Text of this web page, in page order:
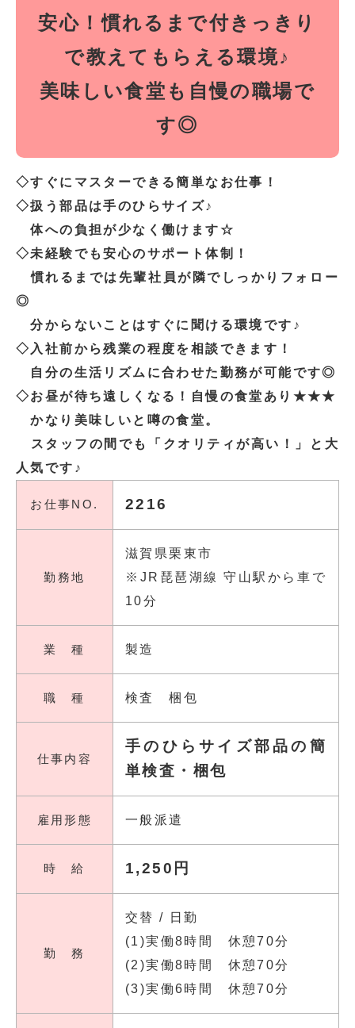
安心！慣れるまで付きっきり
で教えてもらえる環境♪
美味しい食堂も自慢の職場で
す◎
◇すぐにマスターできる簡単なお仕事！
◇扱う部品は手のひらサイズ♪
体への負担が少なく働けます☆
◇未経験でも安心のサポート体制！
慣れるまでは先輩社員が隣でしっかりフォロー
◎
分からないことはすぐに聞ける環境です♪
◇入社前から残業の程度を相談できます！
自分の生活リズムに合わせた勤務が可能です◎
◇お昼が待ち遠しくなる！自慢の食堂あり★★★
かなり美味しいと噂の食堂。
スタッフの間でも「クオリティが高い！」と大
人気です♪
お仕事NO. 2216
勤務地
滋賀県栗東市
※JR琵琶湖線 守山駅から車で
10分
業 種 製造
職 種 検査 梱包
仕事内容
手のひらサイズ部品の簡
単検査・梱包
雇用形態 一般派遣
時 給 1,250円
勤 務
交替 / 日勤
(1)実働8時間 休憩70分
(2)実働8時間 休憩70分
(3)実働6時間 休憩70分